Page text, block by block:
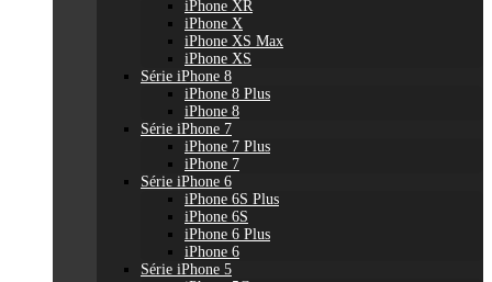
iPhone XR
iPhone X
iPhone XS Max
iPhone XS
Série iPhone 8
iPhone 8 Plus
iPhone 8
Série iPhone 7
iPhone 7 Plus
iPhone 7
Série iPhone 6
iPhone 6S Plus
iPhone 6S
iPhone 6 Plus
iPhone 6
Série iPhone 5